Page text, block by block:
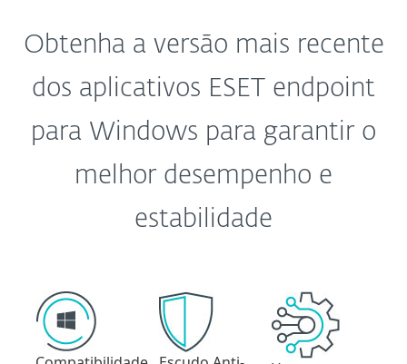
Obtenha a versão mais recente
dos aplicativos ESET endpoint
para Windows para garantir o
melhor desempenho e
estabilidade